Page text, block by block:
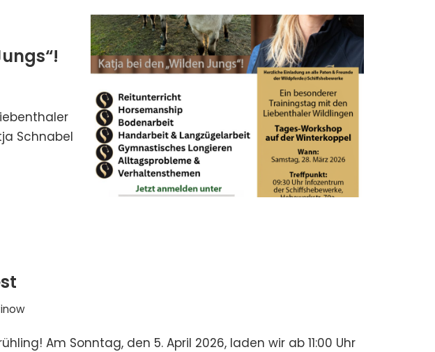
Schnabel
Am Sonntag, den 5. April 2026, laden wir ab 11:00 Uhr